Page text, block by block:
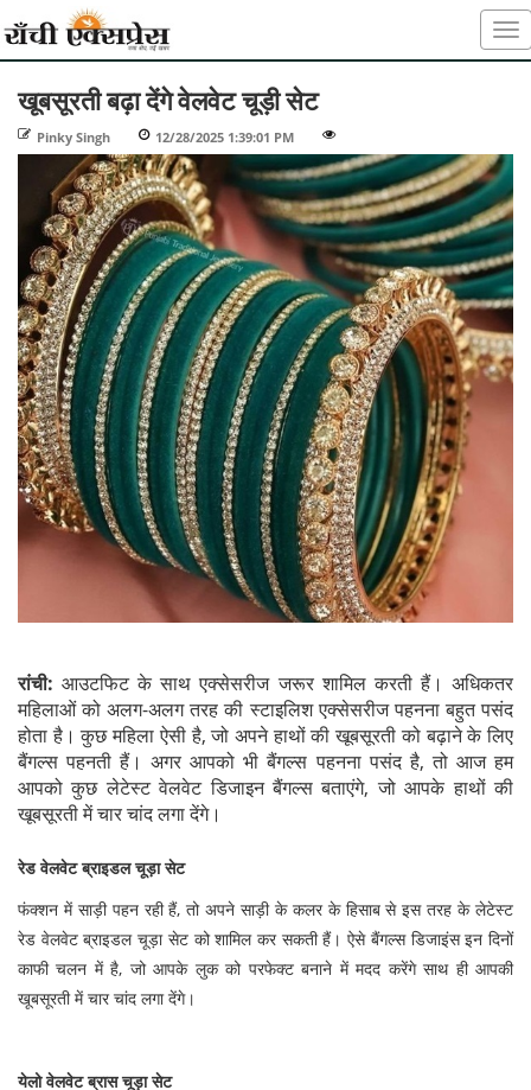
खूबसूरती बढ़ा देंगे वेलवेट चूड़ी सेट
Pinky Singh 12/28/2025 1:39:01 PM
रांची:आउटफिट के साथ एक्सेसरीज जरूर शामिल करती हैं। अधिकतर
महिलाओं को अलग-अलग तरह की स्टाइलिश एक्सेसरीज पहनना बहुत पसंद
होता है। कुछ महिला ऐसी है, जो अपने हाथों की खूबसूरती को बढ़ाने के लिए
बैंगल्स पहनती हैं। अगर आपको भी बैंगल्स पहनना पसंद है, तो आज हम
आपको कुछ लेटेस्ट वेलवेट डिजाइन बैंगल्स बताएंगे, जो आपके हाथों की
खूबसूरती में चार चांद लगा देंगे।
रेड वेलवेट ब्राइडल चूड़ा सेट
फंक्शन में साड़ी पहन रही हैं, तो अपने साड़ी के कलर के हिसाब से इस तरह के लेटेस्ट
रेड वेलवेट ब्राइडल चूड़ा सेट को शामिल कर सकती हैं। ऐसे बैंगल्स डिजाइंस इन दिनों
काफी चलन में है, जो आपके लुक को परफेक्ट बनाने में मदद करेंगे साथ ही आपकी
खूबसूरती में चार चांद लगा देंगे।
येलो वेलवेट ब्रास चूड़ा सेट